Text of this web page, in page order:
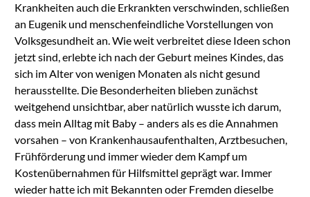
Krankheiten auch die Erkrankten verschwinden, schließen
an Eugenik und menschenfeindliche Vorstellungen von
Volksgesundheit an. Wie weit verbreitet diese Ideen schon
jetzt sind, erlebte ich nach der Geburt meines Kindes, das
sich im Alter von wenigen Monaten als nicht gesund
herausstellte. Die Besonderheiten blieben zunächst
weitgehend unsichtbar, aber natürlich wusste ich darum,
dass mein Alltag mit Baby – anders als es die Annahmen
vorsahen – von Krankenhausaufenthalten, Arztbesuchen,
Frühförderung und immer wieder dem Kampf um
Kostenübernahmen für Hilfsmittel geprägt war. Immer
wieder hatte ich mit Bekannten oder Fremden dieselbe